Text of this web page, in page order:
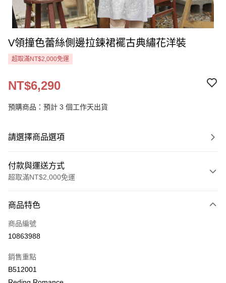
V領撞色蕾絲側邊拉鍊裙襬古典繡花洋裝
超取滿NT$2,000免運
NT$6,290
預購商品：預計 3 個工作天出貨
請選擇商品選項
付款與運送方式
超取滿NT$2,000免運
信用卡一次付款
LINE Pay
街口支付
商品特色
商品編號
10863988
銷售重點
B512001